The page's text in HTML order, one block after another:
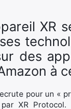
XR
des
à
pour un «
XR